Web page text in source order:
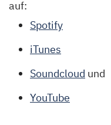
auf:
Spotify
iTunes
Soundcloud und
YouTube